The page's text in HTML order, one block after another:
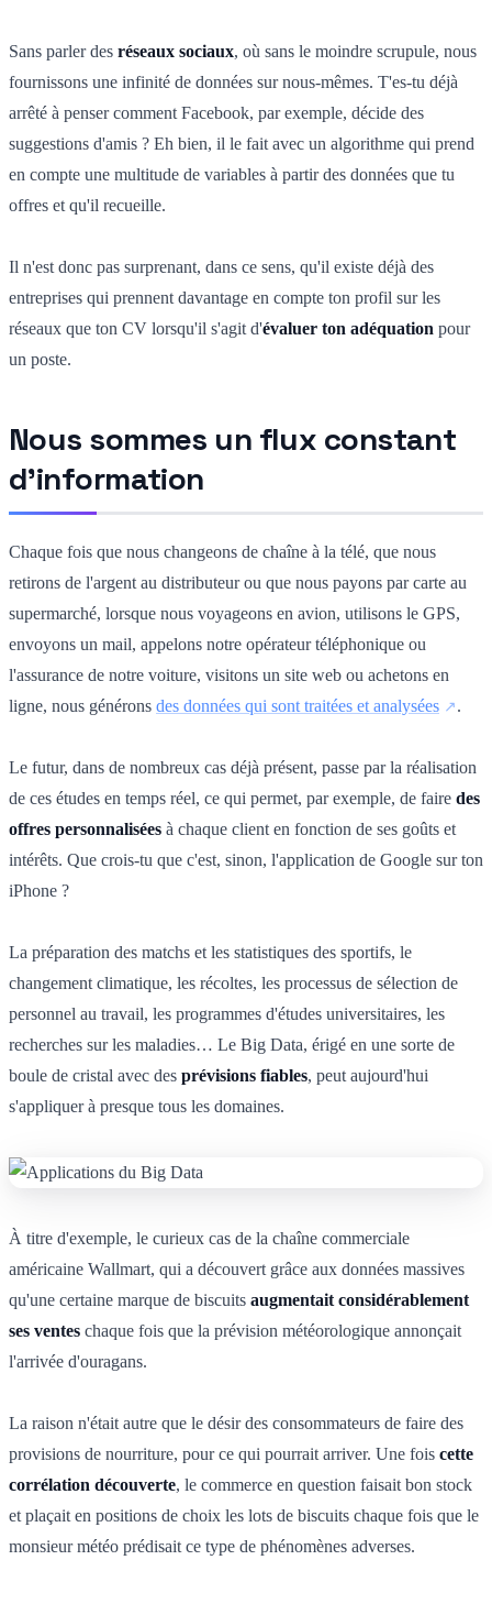
Sans parler des réseaux sociaux, où sans le moindre scrupule, nous
fournissons une infinité de données sur nous-mêmes. T'es-tu déjà
arrêté à penser comment Facebook, par exemple, décide des
suggestions d'amis ? Eh bien, il le fait avec un algorithme qui prend
en compte une multitude de variables à partir des données que tu
offres et qu'il recueille.
Il n'est donc pas surprenant, dans ce sens, qu'il existe déjà des
entreprises qui prennent davantage en compte ton profil sur les
réseaux que ton CV lorsqu'il s'agit d'évaluer ton adéquation pour
un poste.
Nous sommes un flux constant
d'information
Chaque fois que nous changeons de chaîne à la télé, que nous
retirons de l'argent au distributeur ou que nous payons par carte au
supermarché, lorsque nous voyageons en avion, utilisons le GPS,
envoyons un mail, appelons notre opérateur téléphonique ou
l'assurance de notre voiture, visitons un site web ou achetons en
ligne, nous générons des données qui sont traitées et analysées .
Le futur, dans de nombreux cas déjà présent, passe par la réalisation
de ces études en temps réel, ce qui permet, par exemple, de faire des
offres personnalisées à chaque client en fonction de ses goûts et
intérêts. Que crois-tu que c'est, sinon, l'application de Google sur ton
iPhone ?
La préparation des matchs et les statistiques des sportifs, le
changement climatique, les récoltes, les processus de sélection de
personnel au travail, les programmes d'études universitaires, les
recherches sur les maladies… Le Big Data, érigé en une sorte de
boule de cristal avec des prévisions fiables, peut aujourd'hui
s'appliquer à presque tous les domaines.
À titre d'exemple, le curieux cas de la chaîne commerciale
américaine Wallmart, qui a découvert grâce aux données massives
qu'une certaine marque de biscuits augmentait considérablement
ses ventes chaque fois que la prévision météorologique annonçait
l'arrivée d'ouragans.
La raison n'était autre que le désir des consommateurs de faire des
provisions de nourriture, pour ce qui pourrait arriver. Une fois cette
corrélation découverte, le commerce en question faisait bon stock
et plaçait en positions de choix les lots de biscuits chaque fois que le
monsieur météo prédisait ce type de phénomènes adverses.